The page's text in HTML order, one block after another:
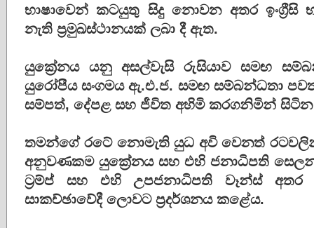
භාෂාවෙන් කටයුතු සිදු නොවන අතර ඉංග්‍රීසි
නැති ප්‍රමුඛස්ථානයක් ලබා දී ඇත.
යුක්‍රේනය යනු අසල්වැසි රුසියාව සමඟ
යුරෝපීය සංගමය ඇ.එ.ජ. සමඟ සම්බන්ධතා
සම්පත්, දේපළ සහ ජීවිත අහිමි කරගනිමින්
තමන්ගේ රටේ නොමැති යුධ අවි වෙනත්
අනුවණකම යුක්‍රේනය සහ එහි ජනාධිපති
ට්‍රම්ප් සහ එහි උපජනාධිපති වෑන්ස් අතර
සාකච්ඡාවේදී ලොවට ප්‍රදර්ශනය කළේය.